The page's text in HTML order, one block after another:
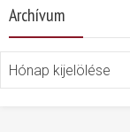
Archívum